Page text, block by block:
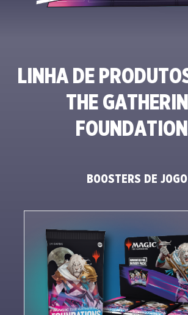
LINHA DE
THE
BOOSTERS DE JOGO